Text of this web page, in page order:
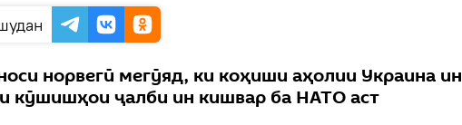
норвегӣ мегӯяд, ки коҳиши аҳолии Украина ин
кӯшишҳои ҷалби ин кишвар ба НАТО аст